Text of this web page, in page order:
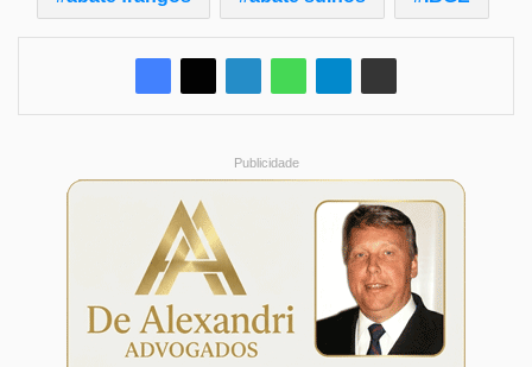
Publicidade